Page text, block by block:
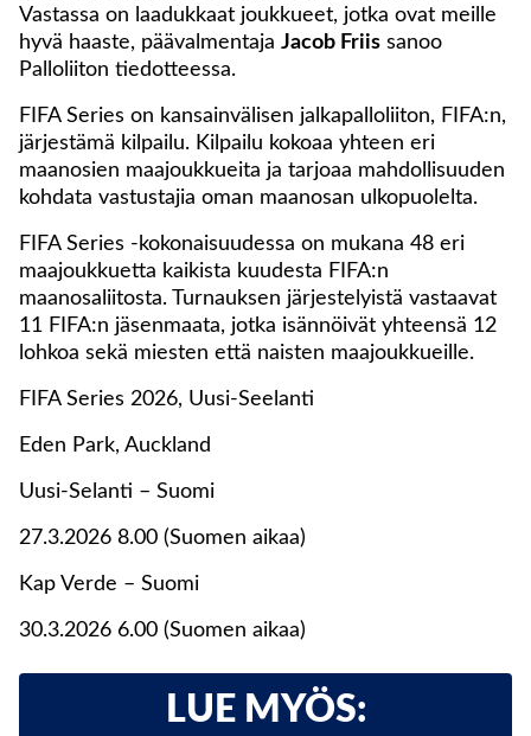
Vastassa on laadukkaat joukkueet, jotka ovat meille
hyvä haaste, päävalmentaja Jacob Friis sanoo
Palloliiton tiedotteessa.
FIFA Series on kansainvälisen jalkapalloliiton, FIFA:n,
järjestämä kilpailu. Kilpailu kokoaa yhteen eri
maanosien maajoukkueita ja tarjoaa mahdollisuuden
kohdata vastustajia oman maanosan ulkopuolelta.
FIFA Series -kokonaisuudessa on mukana 48 eri
maajoukkuetta kaikista kuudesta FIFA:n
maanosaliitosta. Turnauksen järjestelyistä vastaavat
11 FIFA:n jäsenmaata, jotka isännöivät yhteensä 12
lohkoa sekä miesten että naisten maajoukkueille.
FIFA Series 2026, Uusi-Seelanti
Eden Park, Auckland
Uusi-Selanti – Suomi
27.3.2026 8.00 (Suomen aikaa)
Kap Verde – Suomi
30.3.2026 6.00 (Suomen aikaa)
LUE MYÖS: